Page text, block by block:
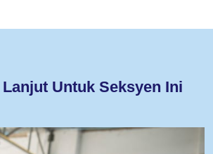
Untuk Seksyen Ini